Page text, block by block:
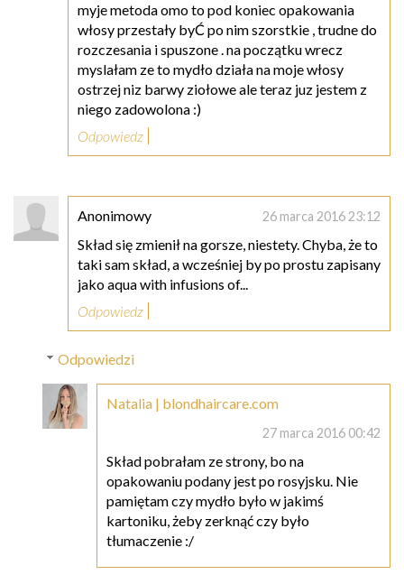
myje metoda omo to pod koniec opakowania
włosy przestały byĆ po nim szorstkie , trudne do
rozczesania i spuszone . na początku wrecz
myslałam ze to mydło działa na moje włosy
ostrzej niz barwy ziołowe ale teraz juz jestem z
niego zadowolona :)
Odpowiedz
Anonimowy 26 marca 2016 23:12
Skład się zmienił na gorsze, niestety. Chyba, że to
taki sam skład, a wcześniej by po prostu zapisany
jako aqua with infusions of...
Odpowiedz
Odpowiedzi
Natalia | blondhaircare.com
27 marca 2016 00:42
Skład pobrałam ze strony, bo na
opakowaniu podany jest po rosyjsku. Nie
pamiętam czy mydło było w jakimś
kartoniku, żeby zerknąć czy było
tłumaczenie :/